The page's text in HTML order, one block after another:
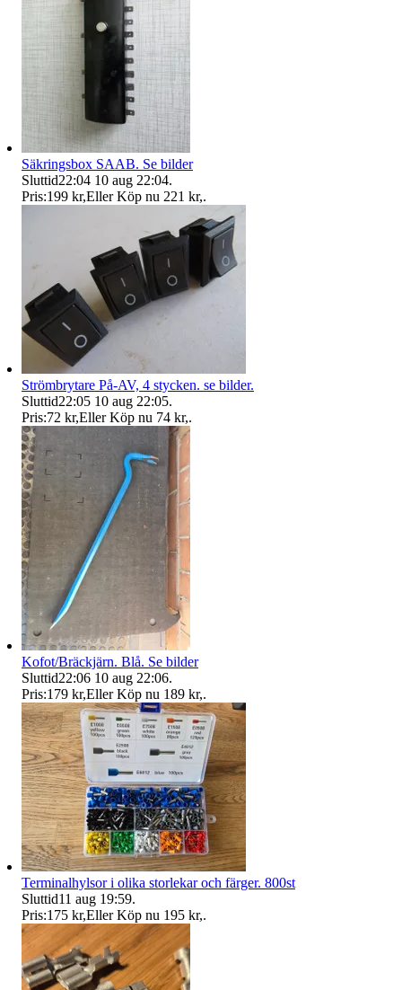
Säkringsbox SAAB. Se bilder
Sluttid22:04 10 aug 22:04.
Pris:199 kr,Eller Köp nu 221 kr,.
Strömbrytare På-AV, 4 stycken. se bilder.
Sluttid22:05 10 aug 22:05.
Pris:72 kr,Eller Köp nu 74 kr,.
Kofot/Bräckjärn. Blå. Se bilder
Sluttid22:06 10 aug 22:06.
Pris:179 kr,Eller Köp nu 189 kr,.
Terminalhylsor i olika storlekar och färger. 800st
Sluttid11 aug 19:59.
Pris:175 kr,Eller Köp nu 195 kr,.